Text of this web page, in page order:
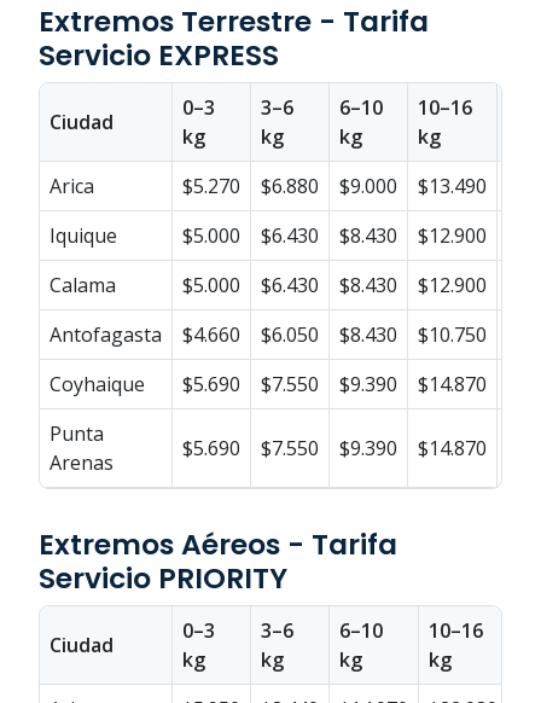
Extremos Terrestre - Tarifa
Servicio EXPRESS
Ciudad
0–3
kg
3–6
kg
6–10
kg
10–16
kg
Arica
$5.270 $6.880 $9.000 $13.490
Iquique
$5.000 $6.430 $8.430 $12.900
Calama
$5.000 $6.430 $8.430 $12.900
Antofagasta
$4.660 $6.050 $8.430 $10.750
Coyhaique
$5.690 $7.550 $9.390 $14.870
Punta
Arenas
$5.690 $7.550 $9.390 $14.870
Extremos Aéreos - Tarifa
Servicio PRIORITY
Ciudad
0–3
kg
3–6
kg
6–10
kg
10–16
kg